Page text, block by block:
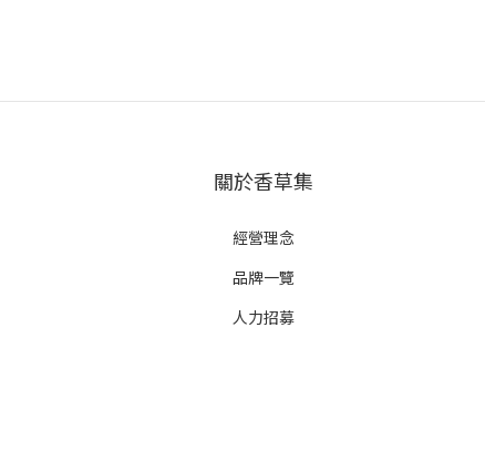
關於香草集
經營理念
品牌一覽
人力招募